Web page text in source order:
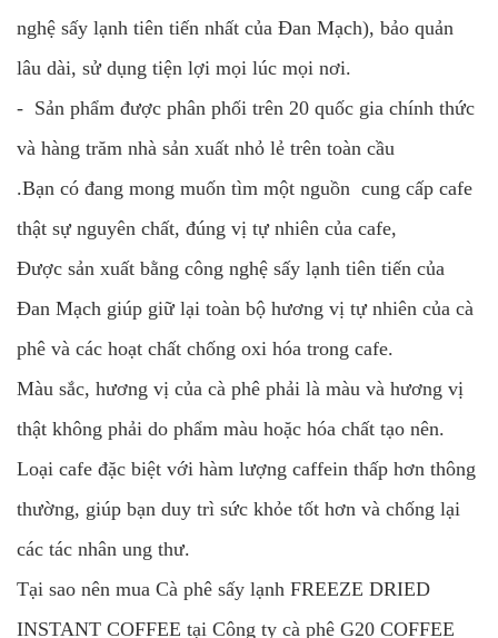
nghệ sấy lạnh tiên tiến nhất của Đan Mạch), bảo quản
lâu dài, sử dụng tiện lợi mọi lúc mọi nơi.
- Sản phẩm được phân phối trên 20 quốc gia chính thức
và hàng trăm nhà sản xuất nhỏ lẻ trên toàn cầu
.Bạn có đang mong muốn tìm một nguồn cung cấp cafe
thật sự nguyên chất, đúng vị tự nhiên của cafe,
Được sản xuất bằng công nghệ sấy lạnh tiên tiến của
Đan Mạch giúp giữ lại toàn bộ hương vị tự nhiên của cà
phê và các hoạt chất chống oxi hóa trong cafe.
Màu sắc, hương vị của cà phê phải là màu và hương vị
thật không phải do phẩm màu hoặc hóa chất tạo nên.
Loại cafe đặc biệt với hàm lượng caffein thấp hơn thông
thường, giúp bạn duy trì sức khỏe tốt hơn và chống lại
các tác nhân ung thư.
Tại sao nên mua Cà phê sấy lạnh FREEZE DRIED
INSTANT COFFEE tại Công ty cà phê G20 COFFEE